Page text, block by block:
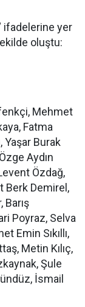
ifadelerine yer
oluştu:
Mehmet
Fatma
Yaşar Burak
Aydın
Özdağ,
Berk Demirel,
Poyraz, Selva
Emin Sıkıllı,
Metin Kılıç,
Şule
İsmail